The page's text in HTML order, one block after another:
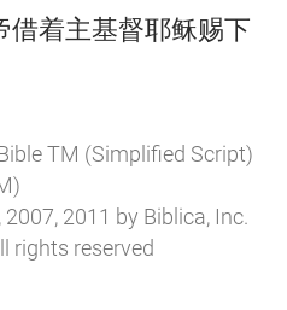
着主基督耶稣赐下
TM (Simplified Script)
2011 by Biblica, Inc.
rights reserved